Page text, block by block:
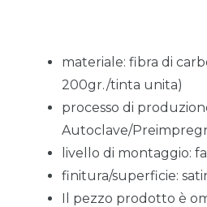
materiale: fibra di
200gr./tinta unita)
processo di
Autoclave/
livello di montaggio:
finitura/superficie:
Il pezzo prodotto è